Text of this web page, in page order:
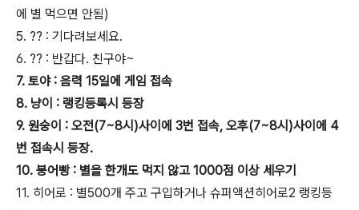
에 별 먹으면 안됨)
5. ?? : 기다려보세요.
6. ?? : 반갑다. 친구야~
7. 토야 : 음력 15일에 게임 접속
8. 냥이 : 랭킹등록시 등장
9. 원숭이 : 오전(7~8시)사이에 3번 접속, 오후(7~8시)사이에 4
번 접속시 등장.
10. 붕어빵 : 별을 한개도 먹지 않고 1000점 이상 세우기
11. 히어로 : 별500개 주고 구입하거나 슈퍼액션히어로2 랭킹등